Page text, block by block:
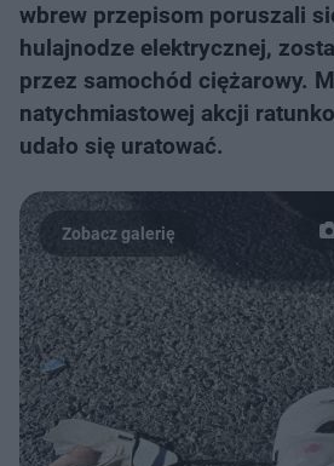
wbrew przepisom poruszali
hulajnodze elektrycznej,
przez samochód ciężarowy.
natychmiastowej akcji
udało się uratować.